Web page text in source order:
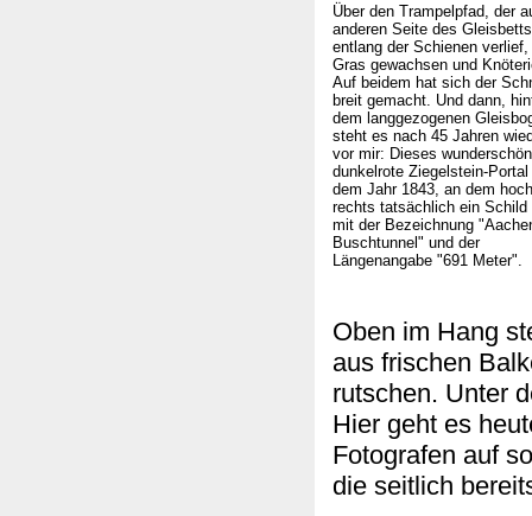
Über den Trampelpfad, der
anderen Seite des Gleisbetts
entlang der Schienen
Gras gewachsen und
Auf beidem hat sich der
breit gemacht. Und dann,
dem langgezogenen
steht es nach 45 Jahren
vor mir: Dieses
dunkelrote Ziegelstein-
dem Jahr 1843, an dem
rechts tatsächlich ein Schild
mit der Bezeichnung
Buschtunnel" und der
Längenangabe "691 Meter".
Oben im Hang
aus frischen
rutschen. Unter
Hier geht es
Fotografen auf
die seitlich